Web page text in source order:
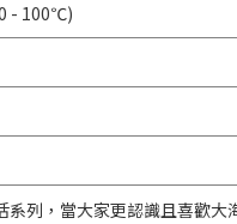
- 100℃)
列，當大家更認識且喜歡